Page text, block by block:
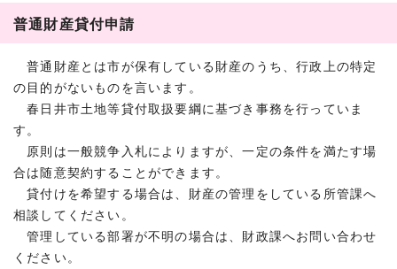
普通財産貸付申請
普通財産とは市が保有している財産のうち、行政上の特定
の目的がないものを言います。
春日井市土地等貸付取扱要綱に基づき事務を行っていま
す。
原則は一般競争入札によりますが、一定の条件を満たす場
合は随意契約することができます。
貸付けを希望する場合は、財産の管理をしている所管課へ
相談してください。
管理している部署が不明の場合は、財政課へお問い合わせ
ください。